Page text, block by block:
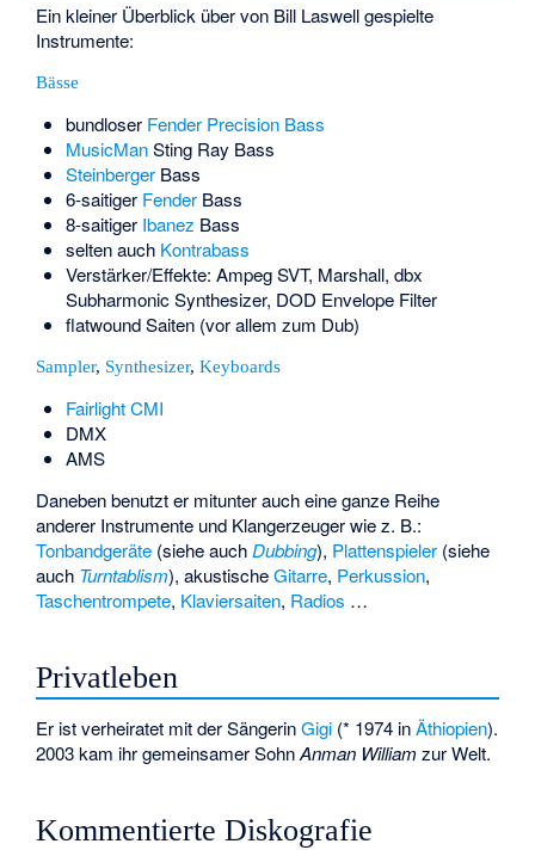
Ein kleiner Überblick über von Bill Laswell gespielte
Instrumente:
Bässe
bundloser Fender Precision Bass
MusicManSting Ray Bass
SteinbergerBass
6-saitiger FenderBass
8-saitiger Ibanez Bass
selten auch Kontrabass
Verstärker/Effekte: Ampeg SVT, Marshall, dbx
Subharmonic Synthesizer, DOD Envelope Filter
flatwound Saiten (vor allem zum Dub)
Sampler, Synthesizer,Keyboards
Fairlight CMI
DMX
AMS
Daneben benutzt er mitunter auch eine ganze Reihe
anderer Instrumente und Klangerzeuger wie z. B.:
Tonbandgeräte (siehe auchDubbing), Plattenspieler (siehe
auch Turntablism), akustischeGitarre, Perkussion,
Taschentrompete, Klaviersaiten, Radios …
Privatleben
Er ist verheiratet mit der SängerinGigi (* 1974 inÄthiopien).
2003 kam ihr gemeinsamer SohnAnman William zur Welt.
Kommentierte Diskografie